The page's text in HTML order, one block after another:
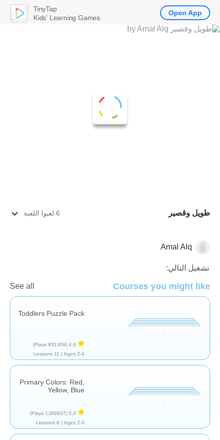
طويل وقصير 6 لعبوا اللعبة
النماذج والتصنيف
Amal Alq
تشغيل التالي:
Courses you might like
See all
Toddlers Puzzle Pack
4,9
(831309 Plays)
Ages 2-4 |
11 Lessons
Primary Colors: Red,
Yellow, Blue
5,0
(1369937 Plays)
Ages 2-3 |
6 Lessons
TinyTap
Kids' Learning Games
Open App